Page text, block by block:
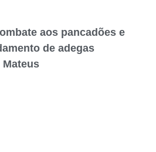
aos pancadões e
de adegas
Mateus